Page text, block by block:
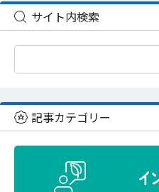
サイト内検索
記事カテゴリー